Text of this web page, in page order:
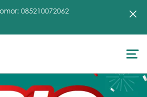
085210072062